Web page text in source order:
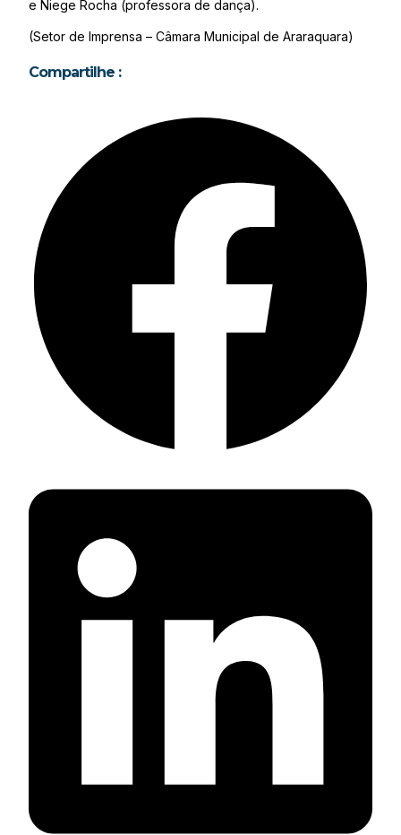
e Niege Rocha (professora de dança).
(Setor de Imprensa – Câmara Municipal de Araraquara)
Compartilhe :